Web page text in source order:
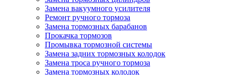
Замена вакуумного усилителя
Ремонт ручного тормоза
Замена тормозных барабанов
Прокачка тормозов
Промывка тормозной системы
Замена задних тормозных колодок
Замена троса ручного тормоза
Замена тормозных колодок